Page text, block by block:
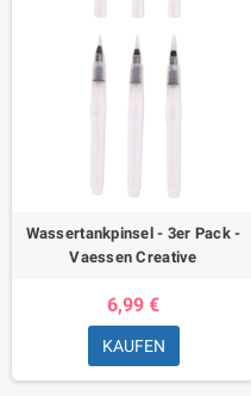
Wassertankpinsel - 3er Pack -
Vaessen Creative
6,99 €
KAUFEN